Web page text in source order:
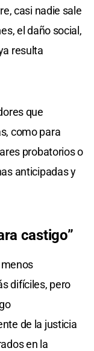
casi nadie sale
el daño social,
resulta
que
como para
probatorios o
anticipadas y
castigo”
difíciles, pero
de la justicia
en la